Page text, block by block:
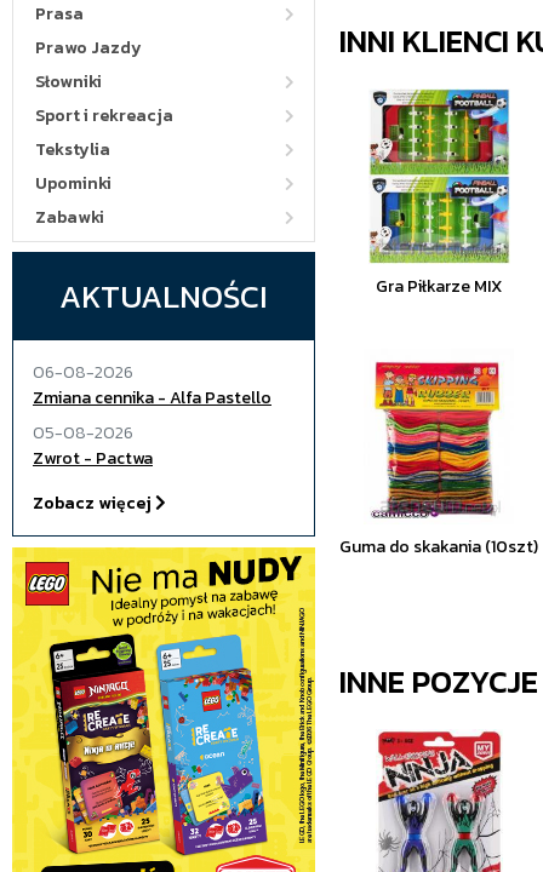
Prasa
Prawo Jazdy
Słowniki
Sport i rekreacja
Tekstylia
Upominki
Zabawki
AKTUALNOŚCI
06-08-2026
Zmiana cennika - Alfa Pastello
05-08-2026
Zwrot - Pactwa
Zobacz więcej
INNI KLIENCI
Gra Piłkarze MIX
Guma do skakania (10szt)
INNE